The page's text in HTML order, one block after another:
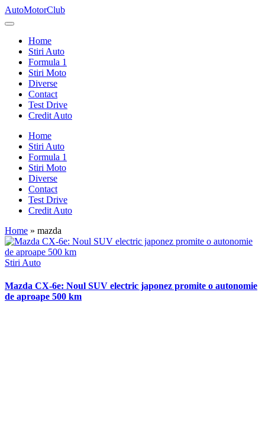
Skip
to
AutoMotorClub
Totul
masini
pasionatii
masini
Home
Stiri Auto
Formula 1
Stiri Moto
Diverse
Contact
Test Drive
Credit Auto
Home
Stiri Auto
Formula 1
Stiri Moto
Diverse
Contact
Test Drive
Credit Auto
Home » mazda
Posted
Stiri Auto
Mazda CX-6e: Noul SUV electric japonez promite o autonomie
de aproape 500 km